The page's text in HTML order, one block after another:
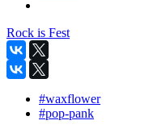
Rock is Fest
#waxflower
#pop-pank